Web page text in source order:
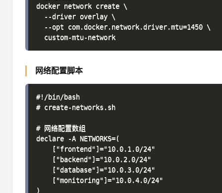
docker network create \
  --driver overlay \
  --opt com.docker.network.driver.mtu=1450 \
网络配置脚本
#!/bin/bash
# create-networks.sh
# 网络配置数组
declare -A NETWORKS=(
    ["frontend"]="10.0.1.0/24"
    ["backend"]="10.0.2.0/24"
    ["database"]="10.0.3.0/24"
    ["monitoring"]="10.0.4.0/24"
)